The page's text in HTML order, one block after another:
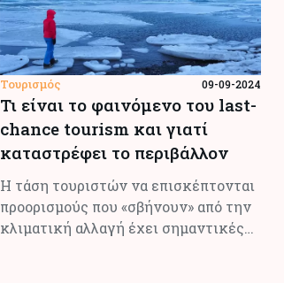
Τουρισμός 09-09-2024
Τι είναι το φαινόμενο του last-
chance tourism και γιατί
καταστρέφει το περιβάλλον
Η τάση τουριστών να επισκέπτονται
προορισμούς που «σβήνουν» από την
κλιματική αλλαγή έχει σημαντικές…